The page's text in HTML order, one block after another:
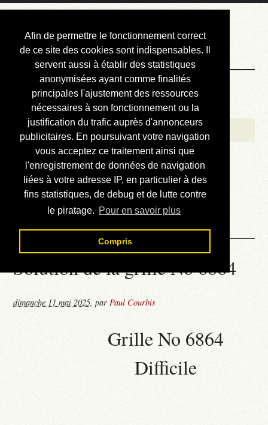
Afin de permettre le fonctionnement correct
de ce site des cookies sont indispensables. Il
servent aussi à établir des statistiques
anonymisées ayant comme finalités
principales l'ajustement des ressources
nécessaires à son fonctionnement ou la
justification du trafic auprès d'annonceurs
publicitaires. En poursuivant votre navigation
vous acceptez ce traitement ainsi que
l'enregistrement de données de navigation
liées à votre adresse IP, en particulier à des
fins statistiques, de debug et de lutte contre
le piratage. Pour en savoir plus
Compris
Courbis, « LE »
Blog Officiel
Bienvenue
Réalisations
Divers (et d’été)
Annonces
Liens externes
Téléchargement
Contact
Solution de la grille No 6864
dimanche 11 mai 2025,parPaul Courbis
Grille No 6864
Difficile